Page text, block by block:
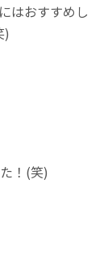
はおすすめし
)
！(笑)